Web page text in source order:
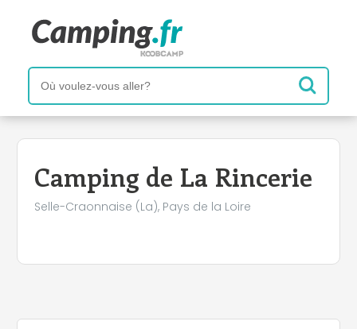
Camping de La Rincerie
Selle-Craonnaise (La), Pays de la Loire
+
−